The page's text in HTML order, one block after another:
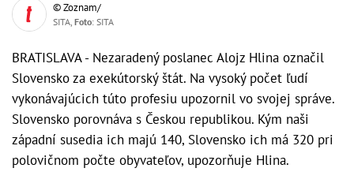
© Zoznam/
SITA, Foto: SITA
BRATISLAVA - Nezaradený poslanec Alojz Hlina označil
Slovensko za exekútorský štát. Na vysoký počet ľudí
vykonávajúcich túto profesiu upozornil vo svojej správe.
Slovensko porovnáva s Českou republikou. Kým naši
západní susedia ich majú 140, Slovensko ich má 320 pri
polovičnom počte obyvateľov, upozorňuje Hlina.